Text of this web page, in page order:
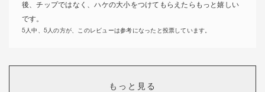
後、チップではなく、ハケの大小をつけてもらえたらもっと嬉しい
です。
5人中、5人の方が、このレビューは参考になったと投票しています。
大人かわいいピンクメイク
もっと見る